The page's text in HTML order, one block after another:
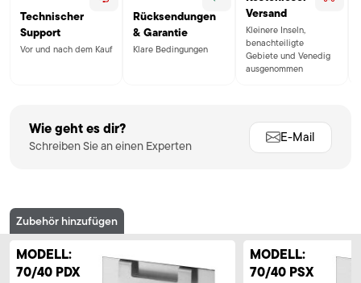
Technischer
Support
Vor und nach dem Kauf
Rücksendungen
& Garantie
Klare Bedingungen
Versand
Kleinere Inseln,
benachteiligte
Gebiete und Venedig
ausgenommen
Wie geht es dir?
Schreiben Sie an einen Experten
E-Mail
Zubehör hinzufügen
MODELL:
70/40 PDX
MODELL:
70/40 PSX